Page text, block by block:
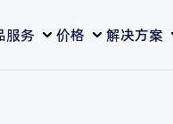
服务 价格 解决方案